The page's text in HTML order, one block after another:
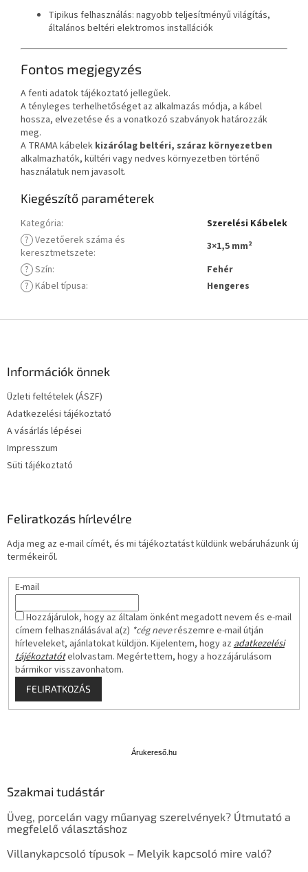
Tipikus felhasználás: nagyobb teljesítményű világítás,
általános beltéri elektromos installációk
Fontos megjegyzés
A fenti adatok tájékoztató jellegűek.
A tényleges terhelhetőséget az alkalmazás módja, a kábel
hossza, elvezetése és a vonatkozó szabványok határozzák
meg.
A TRAMA kábelek kizárólag beltéri, száraz környezetben
alkalmazhatók, kültéri vagy nedves környezetben történő
használatuk nem javasolt.
Kiegészítő paraméterek
Kategória:
Szerelési Kábelek
? Vezetőerek száma és
keresztmetszete:
3×1,5 mm²
? Szín:
Fehér
? Kábel típusa: Hengeres
Információk önnek
Üzleti feltételek (ÁSZF)
Adatkezelési tájékoztató
A vásárlás lépései
Impresszum
Süti tájékoztató
Feliratkozás hírlevélre
Adja meg az e-mail címét, és mi tájékoztatást küldünk webáruházunk új
termékeiről.
E-mail
Hozzájárulok, hogy az általam önként megadott nevem és e-mail
címem felhasználásával a(z) *cég neverészemre e-mail útján
hírleveleket, ajánlatokat küldjön. Kijelentem, hogy azadatkezelési
tájékoztatótelolvastam. Megértettem, hogy a hozzájárulásom
bármikor visszavonhatom.
FELIRATKOZÁS
s
ő
Árukereső.hu
Szakmai tudástár
Üveg, porcelán vagy műanyag szerelvények? Útmutató a
megfelelő választáshoz
Villanykapcsoló típusok – Melyik kapcsoló mire való?